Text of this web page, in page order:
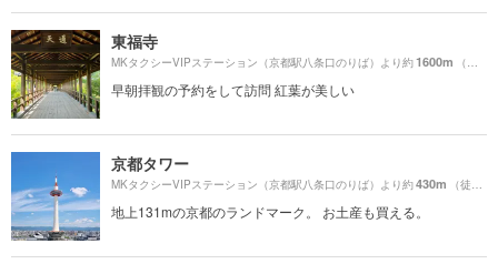
東福寺
MKタクシーVIPステーション（京都駅八条口のりば）より約1600m （徒歩27分）
早朝拝観の予約をして訪問 紅葉が美しい
京都タワー
MKタクシーVIPステーション（京都駅八条口のりば）より約430m （徒歩8分）
地上131mの京都のランドマーク。 お土産も買える。